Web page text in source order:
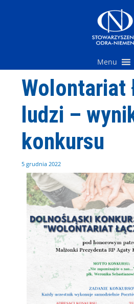
Menu
Wolontariat
ludzi –
konkursu
5 grudnia 2022